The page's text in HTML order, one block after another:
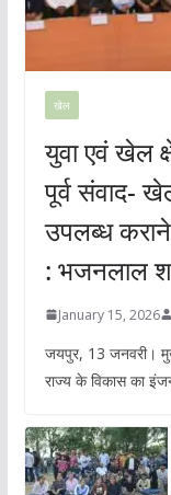
खेल
युवा एवं खेल
पूर्व संवाद-
उपलब्ध कराने
: भजनलाल
January 15, 2026
जयपुर, 13 जनवरी।
राज्य के विकास का